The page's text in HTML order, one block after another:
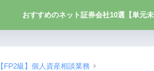
おすすめのネット証券会社10選【単元未
【FP2級】個人資産相談業務